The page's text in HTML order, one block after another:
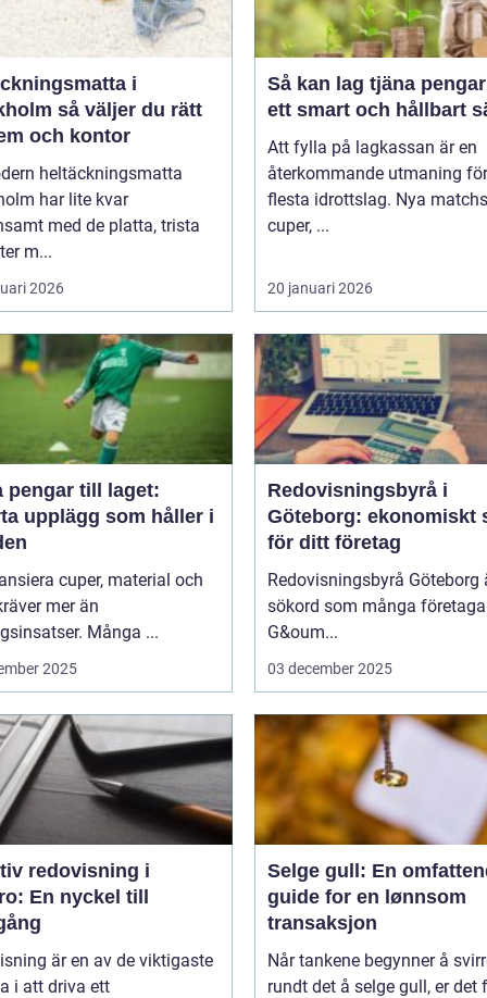
i
så väljer du rätt
och kontor
heltäckningsmatta
har lite kvar
med de platta, trista
m...
2026
Så kan lag tjäna
ett smart och hållbart
Att fylla på lagkassan är en
återkommande utmaning
flesta idrottslag. Nya
cuper, ...
20 januari 2026
pengar till laget:
upplägg som håller i
cuper, material och
mer än
Många ...
2025
Redovisningsbyrå i
Göteborg: ekonomiskt
för ditt företag
Redovisningsbyrå Göteborg
sökord som många
G&oum...
03 december 2025
redovisning i
En nyckel till
är en av de viktigaste
i att driva ett
Selge gull: En
guide for en lønnsom
transaksjon
Når tankene begynner å
rundt det å selge gull, er det